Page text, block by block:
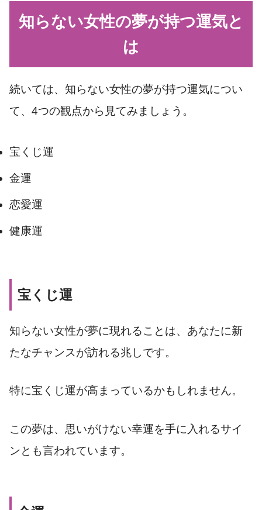
知らない女性の夢が持つ運気と
は
続いては、知らない女性の夢が持つ運気につい
て、4つの観点から見てみましょう。
宝くじ運
金運
恋愛運
健康運
宝くじ運
知らない女性が夢に現れることは、あなたに新
たなチャンスが訪れる兆しです。
特に宝くじ運が高まっているかもしれません。
この夢は、思いがけない幸運を手に入れるサイ
ンとも言われています。